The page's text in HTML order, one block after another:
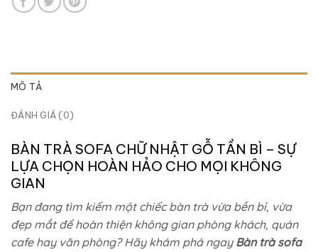
MÔ TẢ
ĐÁNH GIÁ (0)
BÀN TRÀ SOFA CHỮ NHẬT GỖ TẦN BÌ – SỰ
LỰA CHỌN HOÀN HẢO CHO MỌI KHÔNG
GIAN
Bạn đang tìm kiếm một chiếc bàn trà vừa bền bỉ, vừa
đẹp mắt để hoàn thiện không gian phòng khách, quán
cafe hay văn phòng? Hãy khám phá ngay Bàn trà sofa